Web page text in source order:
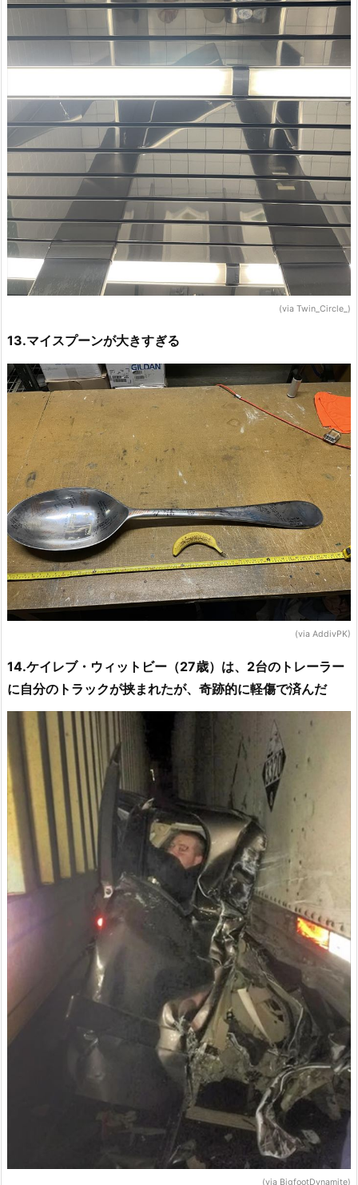
(via Twin_Circle_)
13.マイスプーンが大きすぎる
(via AddivPK)
14.ケイレブ・ウィットビー（27歳）は、2台のトレーラー
に自分のトラックが挟まれたが、奇跡的に軽傷で済んだ
(via BigfootDynamite)